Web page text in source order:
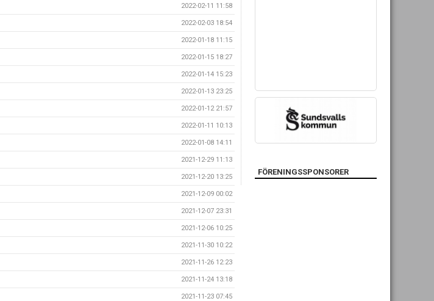
2022-02-11 11:58
2022-02-03 18:54
2022-01-18 11:15
2022-01-15 18:27
2022-01-14 15:23
2022-01-13 23:25
2022-01-12 21:57
2022-01-11 10:13
2022-01-08 14:11
2021-12-29 11:13
2021-12-20 13:25
2021-12-09 00:02
2021-12-07 23:31
2021-12-06 10:25
2021-11-30 10:22
2021-11-26 12:23
2021-11-24 13:18
2021-11-23 07:45
FÖRENINGSSPONSORER